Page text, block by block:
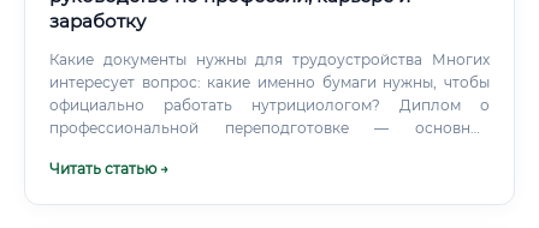
заработку
Какие документы нужны для трудоустройства Многих
интересует вопрос: какие именно бумаги нужны, чтобы
официально работать нутрициологом? Диплом о
профессиональной переподготовке — основной
нутрициолога.
Читать статью →